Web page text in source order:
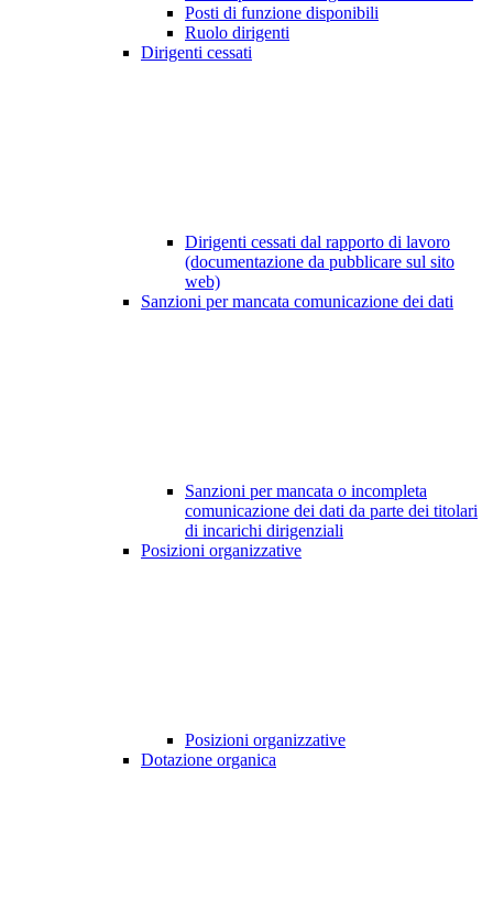
Posti di funzione disponibili
Ruolo dirigenti
Dirigenti cessati
Dirigenti cessati dal rapporto di lavoro
(documentazione da pubblicare sul sito
web)
Sanzioni per mancata comunicazione dei dati
Sanzioni per mancata o incompleta
comunicazione dei dati da parte dei titolari
di incarichi dirigenziali
Posizioni organizzative
Posizioni organizzative
Dotazione organica